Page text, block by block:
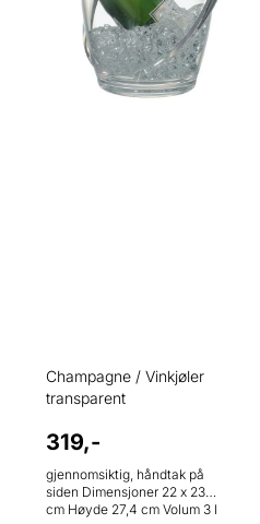
Champagne / Vinkjøler
transparent
319,-
gjennomsiktig, håndtak på
siden Dimensjoner 22 x 23,2
cm Høyde 27,4 cm Volum 3 l